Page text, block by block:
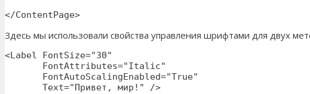
</ContentPage>
Здесь мы использовали свойства управления шрифтами для двух
<Label FontSize="30"
       FontAttributes="Italic"
       FontAutoScalingEnabled="True"
       Text="Привет, мир!" />